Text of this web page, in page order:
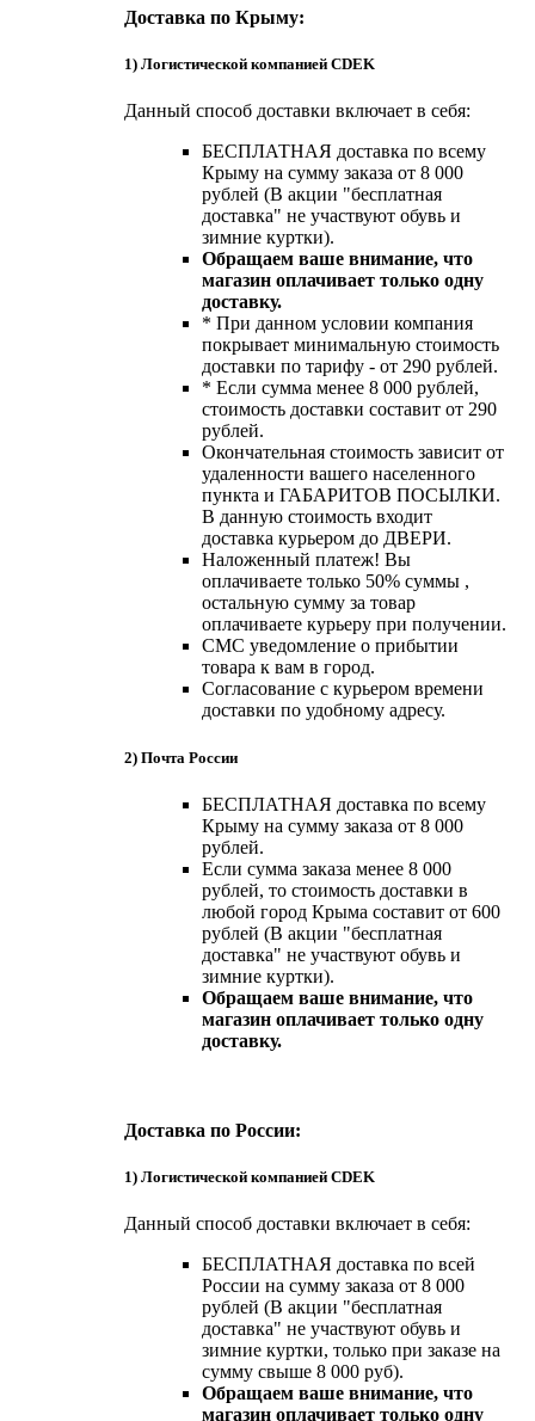
Доставка по Крыму:
1) Логистической компанией CDEK
Данный способ доставки включает в себя:
БЕСПЛАТНАЯ доставка по всему
Крыму на сумму заказа от 8 000
рублей (В акции "бесплатная
доставка" не участвуют обувь и
зимние куртки).
Обращаем ваше внимание, что
магазин оплачивает только одну
доставку.
* При данном условии компания
покрывает минимальную стоимость
доставки по тарифу - от 290 рублей.
* Если сумма менее 8 000 рублей,
стоимость доставки составит от 290
рублей.
Окончательная стоимость зависит от
удаленности вашего населенного
пункта и ГАБАРИТОВ ПОСЫЛКИ.
В данную стоимость входит
доставка курьером до ДВЕРИ.
Наложенный платеж! Вы
оплачиваете только 50% суммы ,
остальную сумму за товар
оплачиваете курьеру при получении.
СМС уведомление о прибытии
товара к вам в город.
Согласование с курьером времени
доставки по удобному адресу.
2) Почта России
БЕСПЛАТНАЯ доставка по всему
Крыму на сумму заказа от 8 000
рублей.
Если сумма заказа менее 8 000
рублей, то стоимость доставки в
любой город Крыма составит от 600
рублей (В акции "бесплатная
доставка" не участвуют обувь и
зимние куртки).
Обращаем ваше внимание, что
магазин оплачивает только одну
доставку.
Доставка по России:
1) Логистической компанией CDEK
Данный способ доставки включает в себя:
БЕСПЛАТНАЯ доставка по всей
России на сумму заказа от 8 000
рублей (В акции "бесплатная
доставка" не участвуют обувь и
зимние куртки, только при заказе на
сумму свыше 8 000 руб).
Обращаем ваше внимание, что
магазин оплачивает только одну